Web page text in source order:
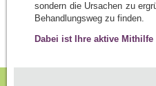
sondern die Ursachen zu
Behandlungsweg zu finden.
Dabei ist Ihre aktive